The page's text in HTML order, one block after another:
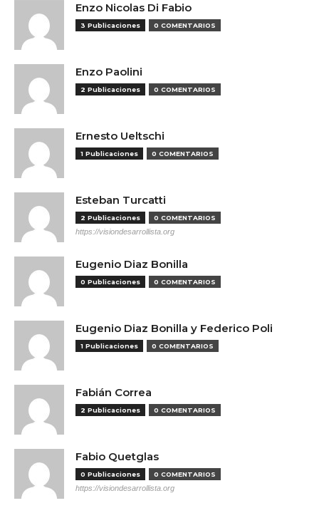
Enzo Nicolas Di Fabio
3 Publicaciones 0 COMENTARIOS
Enzo Paolini
2 Publicaciones 0 COMENTARIOS
Ernesto Ueltschi
1 Publicaciones 0 COMENTARIOS
Esteban Turcatti
2 Publicaciones 0 COMENTARIOS
https://visiondesarrollista.org
Eugenio Diaz Bonilla
0 Publicaciones 0 COMENTARIOS
Eugenio Diaz Bonilla y Federico Poli
1 Publicaciones 0 COMENTARIOS
Fabián Correa
2 Publicaciones 0 COMENTARIOS
Fabio Quetglas
0 Publicaciones 0 COMENTARIOS
https://visiondesarrollista.org